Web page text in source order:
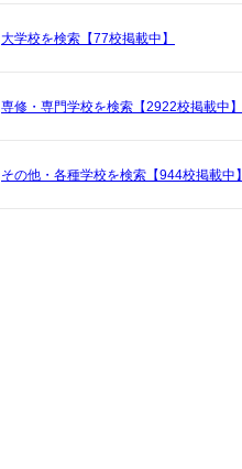
大学校を検索【77校掲載中】
専修・専門学校を検索【2922校掲載中】
その他・各種学校を検索【944校掲載中】